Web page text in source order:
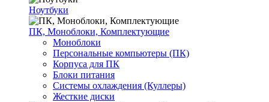
Ноутбуки
ПК, Моноблоки, Комплектующие
Моноблоки
Персональные компьютеры (ПК)
Корпуса для ПК
Блоки питания
Системы охлаждения (Куллеры)
Жесткие диски